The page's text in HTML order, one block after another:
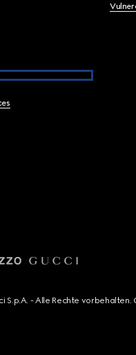
S.p.A. - Alle Rechte